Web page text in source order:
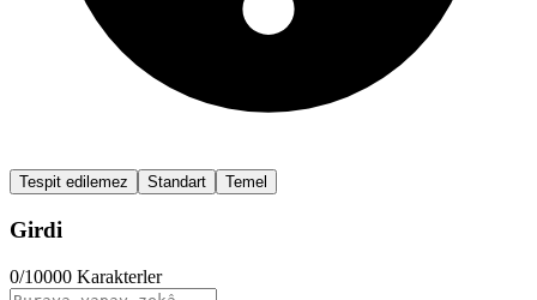
Tespit edilemez Standart Temel
Girdi
0/10000 Karakterler